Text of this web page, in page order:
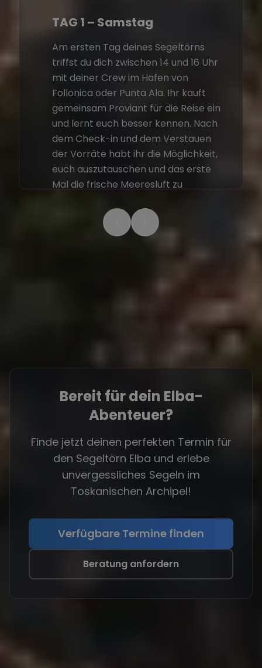
TAG 1 – Samstag
Am ersten Tag deines Segeltörns
triffst du dich zwischen 14 und 16 Uhr
mit deiner Crew im Hafen von
Follonica oder Punta Ala. Ihr kauft
gemeinsam Proviant für die Reise ein
und lernt euch besser kennen. Nach
dem Check-in und dem Verstauen
der Vorräte habt ihr die Möglichkeit,
euch auszutauschen und das erste
Mal die frische Meeresluft zu
aus, und ihr plant gemeinsam die
ersten Etappen eurer Reise.
Bereit für dein Elba-
Abenteuer?
Finde jetzt deinen perfekten Termin für
den Segeltörn Elba und erlebe
unvergessliches Segeln im
Toskanischen Archipel!
Verfügbare Termine finden
Beratung anfordern